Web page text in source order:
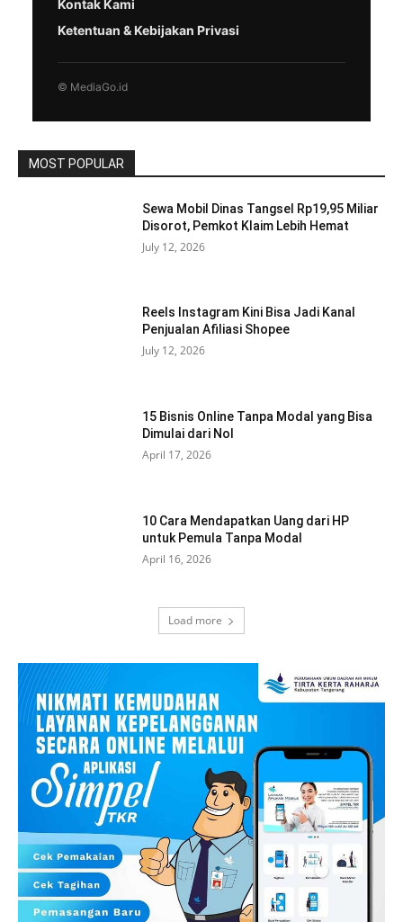
Kontak Kami
Ketentuan & Kebijakan Privasi
© MediaGo.id
MOST POPULAR
Sewa Mobil Dinas Tangsel Rp19,95 Miliar
Disorot, Pemkot Klaim Lebih Hemat
July 12, 2026
Reels Instagram Kini Bisa Jadi Kanal
Penjualan Afiliasi Shopee
July 12, 2026
15 Bisnis Online Tanpa Modal yang Bisa
Dimulai dari Nol
April 17, 2026
10 Cara Mendapatkan Uang dari HP
untuk Pemula Tanpa Modal
April 16, 2026
Load more